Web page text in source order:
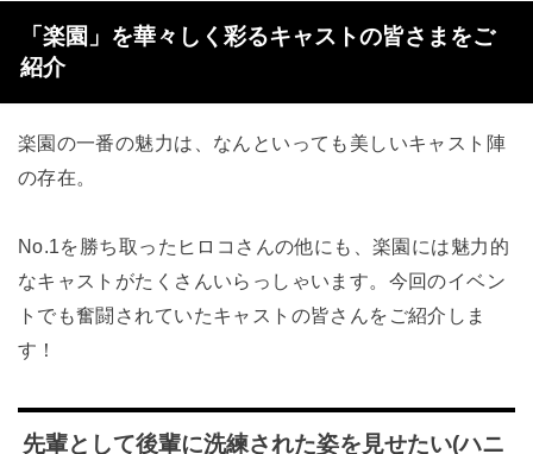
「楽園」を華々しく彩るキャストの皆さまをご
紹介
楽園の一番の魅力は、なんといっても美しいキャスト陣
の存在。
No.1を勝ち取ったヒロコさんの他にも、楽園には魅力的
なキャストがたくさんいらっしゃいます。今回のイベン
トでも奮闘されていたキャストの皆さんをご紹介しま
す！
先輩として後輩に洗練された姿を見せたい(ハニ